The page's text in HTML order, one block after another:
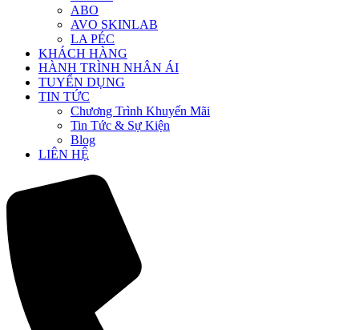
ABO
AVO SKINLAB
LA PÉC
KHÁCH HÀNG
HÀNH TRÌNH NHÂN ÁI
TUYỂN DỤNG
TIN TỨC
Chương Trình Khuyến Mãi
Tin Tức & Sự Kiện
Blog
LIÊN HỆ